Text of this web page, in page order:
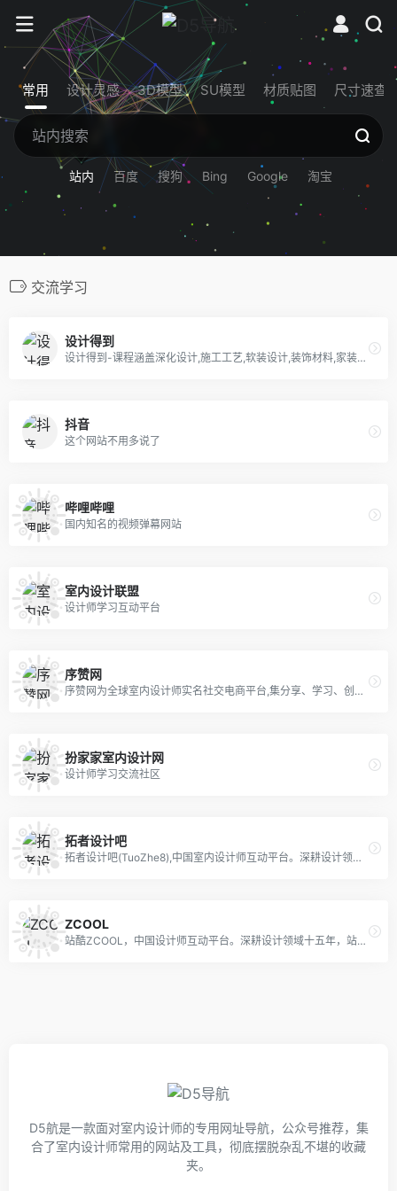
常用 设计灵感 3D模型 SU模型 材质贴图 尺寸速查
站内 百度 搜狗 Bing Google 淘宝
交流学习
设计得到
设计得到-课程涵盖深化设计,施工工艺,软装设计,装饰材料,家装设计,施工图设计,室内设计师培训,软装设计师培训,效果图培训, cad教程,三维建模等
抖音
这个网站不用多说了
哔哩哔哩
国内知名的视频弹幕网站
室内设计联盟
设计师学习互动平台
序赞网
序赞网为全球室内设计师实名社交电商平台,集分享、学习、创作、设计、灵感、素材、下载、视频、直播、材料供应、社交等设计师社交电商应用APP
扮家家室内设计网
设计师学习交流社区
拓者设计吧
拓者设计吧(TuoZhe8),中国室内设计师互动平台。深耕设计领域十二年,拓者吧聚集了400万设计师、室内设计师、效果图设计师、软装设计师、装修设计人,设计创意群体中具有较高的影响力与号召力！
ZCOOL
站酷ZCOOL，中国设计师互动平台。深耕设计领域十五年，站酷聚集了1500万设计师、摄影师、插画师、艺术家、创意人，设计创意群体中具有较高的影响力与号召力。
D5航是一款面对室内设计师的专用网址导航，公众号推荐，集
合了室内设计师常用的网站及工具，彻底摆脱杂乱不堪的收藏
夹。